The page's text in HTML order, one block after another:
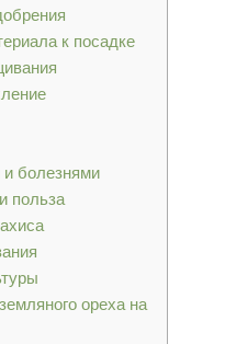
к посадке
болезнями
польза
ореха на